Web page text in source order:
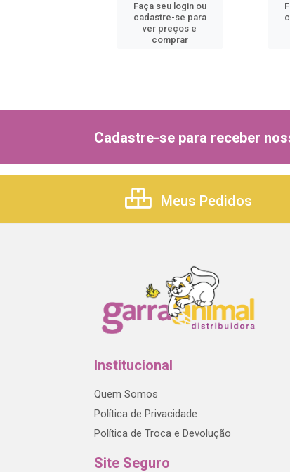
Faça seu login ou
cadastre-se para
ver preços e
comprar
Cadastre-se para receber
Meus Pedidos
Institucional
Quem Somos
Política de Privacidade
Política de Troca e Devolução
Site Seguro